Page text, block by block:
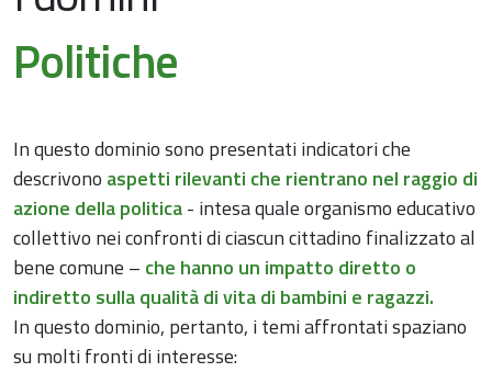
Politiche
In questo dominio sono presentati indicatori che
descrivono aspetti rilevanti che rientrano nel raggio di
azione della politica- intesa quale organismo educativo
collettivo nei confronti di ciascun cittadino finalizzato al
bene comune – che hanno un impatto diretto o
indiretto sulla qualità di vita di bambini e ragazzi.
In questo dominio, pertanto, i temi affrontati spaziano
su molti fronti di interesse: